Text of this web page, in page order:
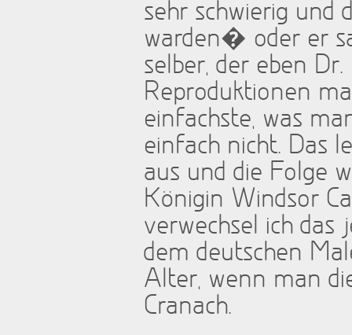
sehr schwierig und
warden� oder er
selber, der eben
Reproduktionen
einfachste, was
einfach nicht. Das
aus und die Folge
Königin Windsor
verwechsel ich
dem deutschen
Alter, wenn man
Cranach.